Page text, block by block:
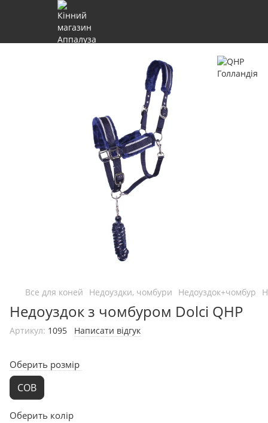
Все для коней Недоуздки, чомбури Недоуздок+чомбур
Недоуздок з чомбуром Dolci QHP
Артикул: 1095 Написати відгук
Оберить розмір
COB
Оберить колір